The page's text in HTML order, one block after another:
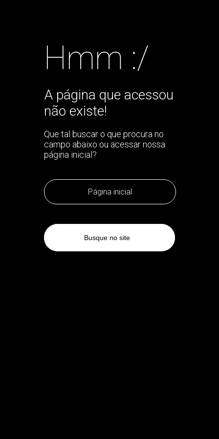
Hmm :/
A página que acessou
não existe!
Que tal buscar o que procura no
campo abaixo ou acessar nossa
página inicial?
Página inicial